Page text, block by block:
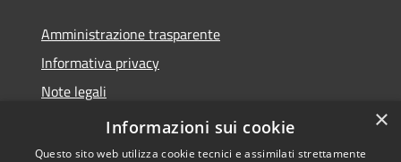
Amministrazione trasparente
Informativa privacy
Note legali
Dichiarazione di accessibilità
×
Informazioni sui cookie
Questo sito web utilizza cookie tecnici e assimilati strettamente